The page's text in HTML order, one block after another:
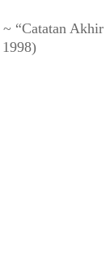
“Catatan Akhir